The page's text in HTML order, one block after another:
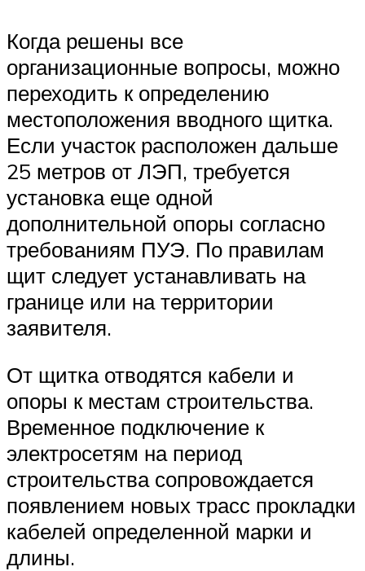
Когда решены все
организационные вопросы, можно
переходить к определению
местоположения вводного щитка.
Если участок расположен дальше
25 метров от ЛЭП, требуется
установка еще одной
дополнительной опоры согласно
требованиям ПУЭ. По правилам
щит следует устанавливать на
границе или на территории
заявителя.
От щитка отводятся кабели и
опоры к местам строительства.
Временное подключение к
электросетям на период
строительства сопровождается
появлением новых трасс прокладки
кабелей определенной марки и
длины.